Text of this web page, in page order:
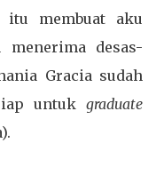
itu membuat aku
menerima desas-
Gracia sudah
untuk graduate